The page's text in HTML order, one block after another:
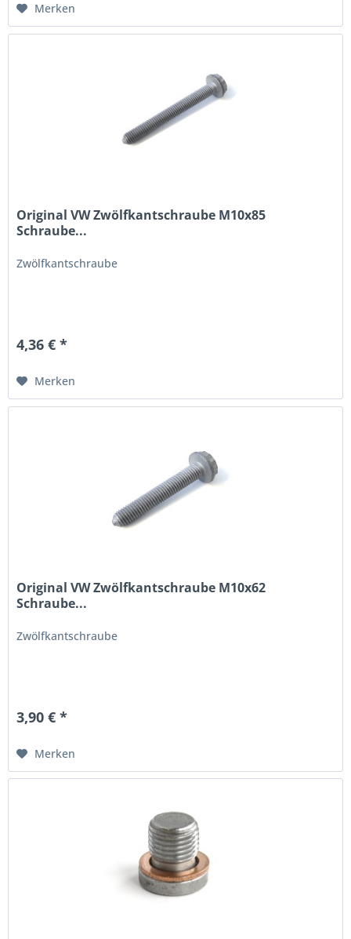
Merken
Original VW Zwölfkantschraube M10x85
Schraube...
Zwölfkantschraube
4,36 € *
Merken
Original VW Zwölfkantschraube M10x62
Schraube...
Zwölfkantschraube
3,90 € *
Merken